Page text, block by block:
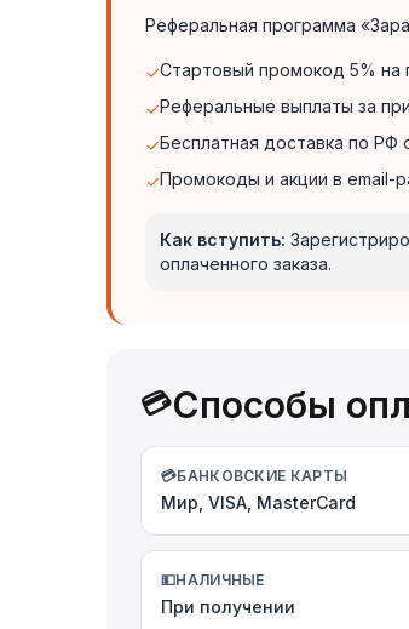
Реферальная программа
✓Стартовый промокод 5% на
✓Реферальные выплаты за
✓Бесплатная доставка по РФ
✓Промокоды и акции в email-
Как вступить:
оплаченного заказа.
💳Способы
💳БАНКОВСКИЕ КАРТЫ
Мир, VISA, MasterCard
💵НАЛИЧНЫЕ
При получении